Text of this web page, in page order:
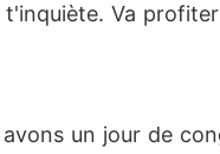
Va
un jour de